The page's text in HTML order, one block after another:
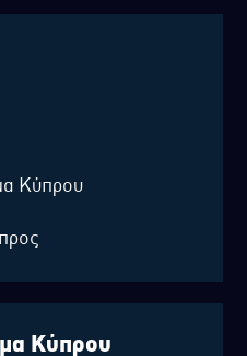
Κύπρου
Κύπρου